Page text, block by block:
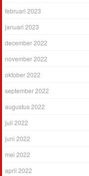
februari 2023
januari 2023
december 2022
november 2022
oktober 2022
september 2022
augustus 2022
juli 2022
juni 2022
mei 2022
april 2022